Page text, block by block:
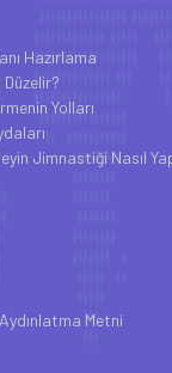
Hazırlama
Yolları
Jimnastiği Nasıl
Metni